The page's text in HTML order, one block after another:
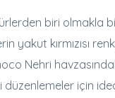
biri olmakla
yakut kırmızısı
Nehri
için